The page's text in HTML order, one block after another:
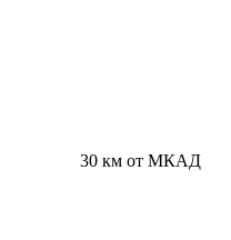
30 км от МКАД